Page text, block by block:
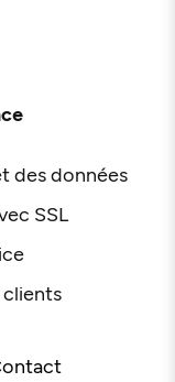
des données
SSL
clients